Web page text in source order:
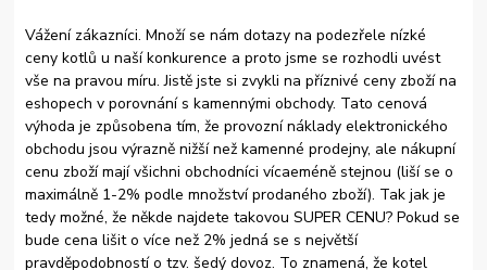
Vážení zákazníci. Množí se nám dotazy na podezřele nízké
ceny kotlů u naší konkurence a proto jsme se rozhodli uvést
vše na pravou míru. Jistě jste si zvykli na příznivé ceny zboží na
eshopech v porovnání s kamennými obchody. Tato cenová
výhoda je způsobena tím, že provozní náklady elektronického
obchodu jsou výrazně nižší než kamenné prodejny, ale nákupní
cenu zboží mají všichni obchodníci vícaeméně stejnou (liší se o
maximálně 1-2% podle množství prodaného zboží). Tak jak je
tedy možné, že někde najdete takovou SUPER CENU? Pokud se
bude cena lišit o více než 2% jedná se s největší
pravděpodobností o tzv. šedý dovoz. To znamená, že kotel